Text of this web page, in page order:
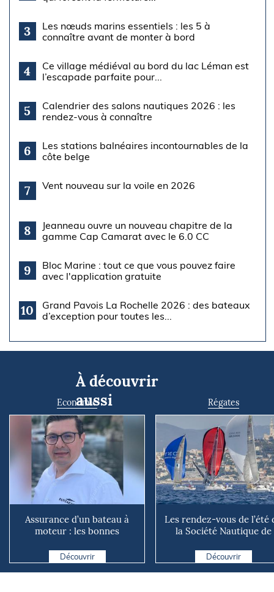
3
Les nœuds marins essentiels : les 5 à
connaître avant de monter à bord
4
Ce village médiéval au bord du lac Léman est
l’escapade parfaite pour...
5
Calendrier des salons nautiques 2026 : les
rendez-vous à connaître
6
Les stations balnéaires incontournables de la
côte belge
7 Vent nouveau sur la voile en 2026
8
Jeanneau ouvre un nouveau chapitre de la
gamme Cap Camarat avec le 6.0 CC
9
Bloc Marine : tout ce que vous pouvez faire
avec l'application gratuite
10
Grand Pavois La Rochelle 2026 : des bateaux
d’exception pour toutes les...
À découvrir
aussi
Economie
Assurance d’un bateau à
moteur : les bonnes
d...
Découvrir
Régates
Les rendez-vous de l’été
la Société Nautique de
Découvrir